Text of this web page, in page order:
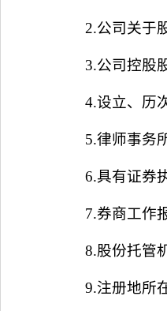
2.公司关于
3.公司控股
4.设立、历
5.律师事务
6.具有证券
7.券商工作
8.股份托管
9.注册地所